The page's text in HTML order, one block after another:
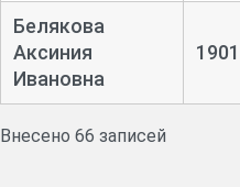
Белякова
Аксиния
Ивановна
1901
Внесено 66 записей